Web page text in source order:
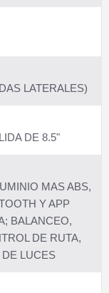
LATERALES)
DE 8.5"
MAS ABS,
Y APP
BALANCEO,
DE RUTA,
LUCES